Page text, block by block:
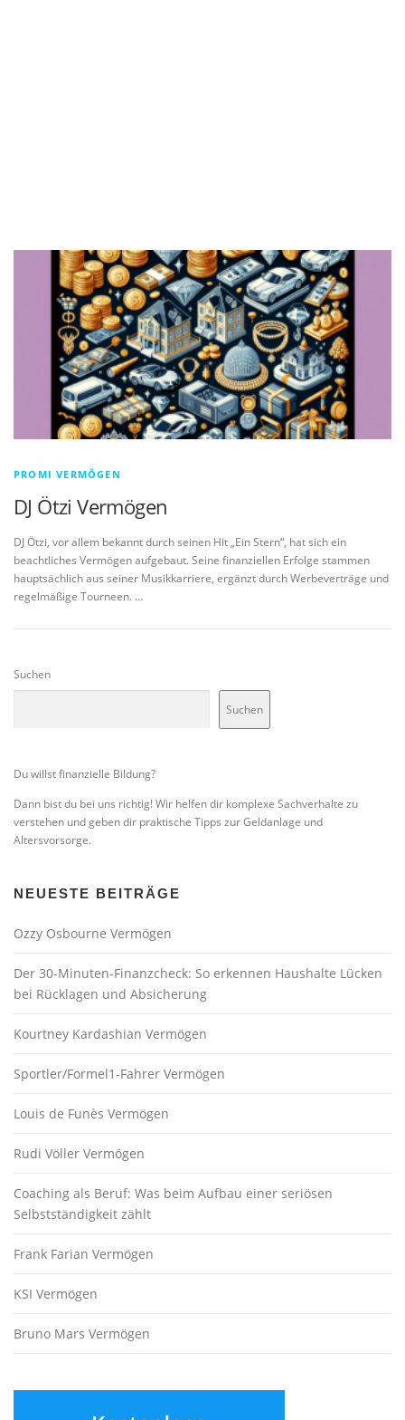
PROMI VERMÖGEN
DJ Ötzi Vermögen
DJ Ötzi, vor allem bekannt durch seinen Hit „Ein Stern“, hat sich ein
beachtliches Vermögen aufgebaut. Seine finanziellen Erfolge stammen
hauptsächlich aus seiner Musikkarriere, ergänzt durch Werbeverträge und
regelmäßige Tourneen. …
Suchen
Suchen
Du willst finanzielle Bildung?
Dann bist du bei uns richtig! Wir helfen dir komplexe Sachverhalte zu
verstehen und geben dir praktische Tipps zur Geldanlage und
Altersvorsorge.
NEUESTE BEITRÄGE
Ozzy Osbourne Vermögen
Der 30-Minuten-Finanzcheck: So erkennen Haushalte Lücken
bei Rücklagen und Absicherung
Kourtney Kardashian Vermögen
Sportler/Formel1-Fahrer Vermögen
Louis de Funès Vermögen
Rudi Völler Vermögen
Coaching als Beruf: Was beim Aufbau einer seriösen
Selbstständigkeit zählt
Frank Farian Vermögen
KSI Vermögen
Bruno Mars Vermögen